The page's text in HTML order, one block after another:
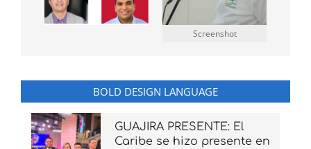
Screenshot
BOLD DESIGN LANGUAGE
GUAJIRA PRESENTE: El
Caribe se hizo presente en